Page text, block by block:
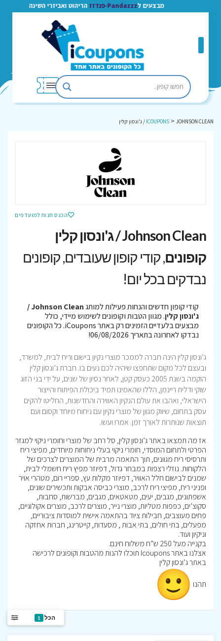
מבצעים לPandazzz-פנדזז הריהוט ואביזרי השינה
ICOUPONS > JOHNSON CLEAN / ג'ונסון קלין
הכנס חנות למועדפים
Johnson Clean / ג'ונסון קלין
קופונים, קודי קופון שעובדים, קופונים
נבדקים בכל יום!
קודי קופון חדשים והנחות פעילות למותג
Johnson Clean /
ג'ונסון קלין. מגוון הטבות וקופונים לשימוש מיידי, כולל
מבצעים בלעדיים הזמינים רק באתר iCoupons. כל הקופונים
נבדקו לאחרונה בתאריך 06/08/2026!
ג’ונסון קלין הינה חברה לממכר מוצרי נקיון בישום וריח לבית, למשרד,
ובעצם לכל מקום שתחפצו שיהיה לכם נעים בו. חברת ג’ונסון קלין
הוקמה בשנת 2005 כעסק קטן, לאחר נסיון של שנים, על ידי בני הזוג
שוקי ודלית ריינמן, הללו שהאמינו תמיד ביכולת הפיתוח והייצור
הישראלי, ואהבו את עולם הנקיון האווירה והחדשנות, החליטו להקים
עסק בתחום, שיווק מגוון של מוצרי נקיון עם ניחוח מיוחד וקסום ועם
תוצאות שנותרות לאורך זמן. אמרו ועשו.
אז מה תמצאו באתר ג’ונסון קלין, סל רחב של מוצרי וחומרי ניקוי למגזר
הפרטי ולתחום המוסדי, חומרי ניקוי בעלי ניחוחות מיוחדים, מפיצי ריח
ותרסיסי ריח מגוונים, תוך התאמה מרבית של המוצרים לצרכים של
הלקוחות. נוזלי רצפות במבחר גדול, דפיוזר מפיץ ריח חשמלי לבית,
שמנים לבישום חלל האוויר, דפיוזר מקלות עץ, ספריי רום, מטהרי אויר
ופניני ריח, מפיצי ריח לרכב, מוצרי כביסה אבקות ותכשירים שונים,
אשפתונים, מגבים, יעים, מטאטאים, מגבים, מברשות, סחבות,
סקוצ’ים, כפפות מטליות, מוצרי נייר, מוצרים לרכב, מוצרים אקולוגיים,
פחים מעוצבים, חבילות ציוד בהתאמה אישית למוסדות ציבוריים,
מפעלים, בתי חולים, בתי אבות , מסעדות, קייטרינג, חברות אחזקה
וניקיון ועוד.
בקנייה מעל 250 ש”ח משלוח חינם.
אצלנו באתר Icoupons תוכלו להנות מהטבות וקופונים לרכישה
באתר ג’ונסון קלין
תהנו
הכל 1